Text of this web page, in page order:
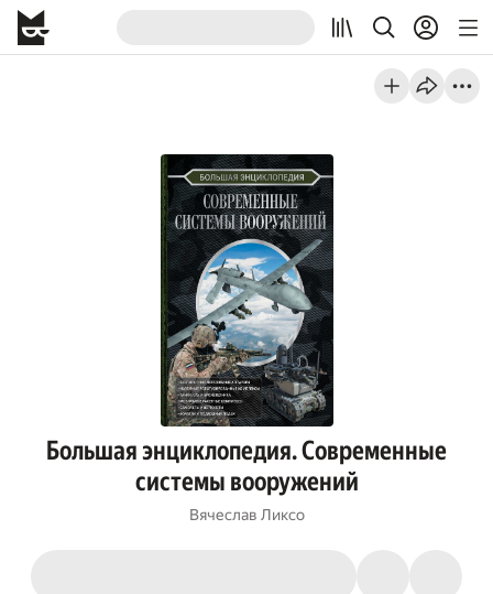
Большая энциклопедия. Современные
системы вооружений
Вячеслав Ликсо